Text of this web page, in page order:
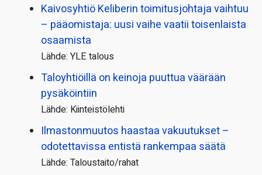
Kaivosyhtiö Keliberin toimitusjohtaja vaihtuu
– pääomistaja: uusi vaihe vaatii toisenlaista
osaamista
Lähde: YLE talous
Taloyhtiöillä on keinoja puuttua väärään
pysäköintiin
Lähde: Kiinteistölehti
Ilmastonmuutos haastaa vakuutukset –
odotettavissa entistä rankempaa säätä
Lähde: Taloustaito/rahat